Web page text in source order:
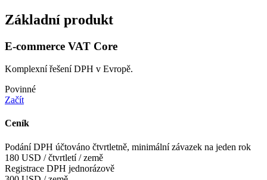
Základní produkt
E-commerce VAT Core
Komplexní řešení DPH v Evropě.
Povinné
Začít
Ceník
Podání DPH účtováno čtvrtletně, minimální závazek na jeden rok
180 USD / čtvrtletí / země
Registrace DPH jednorázově